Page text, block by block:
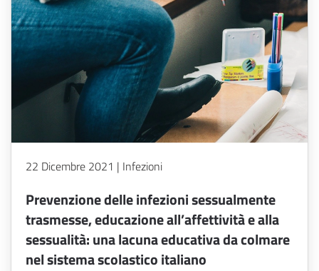
22 Dicembre 2021 | Infezioni
Prevenzione delle infezioni sessualmente
trasmesse, educazione all’affettività e alla
sessualità: una lacuna educativa da colmare
nel sistema scolastico italiano